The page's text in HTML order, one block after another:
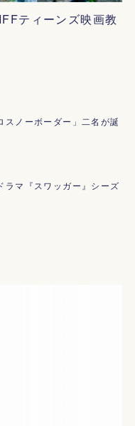
ティーンズ映画教
スノーボーダー」二名が誕
ラマ『スワッガー』シーズ